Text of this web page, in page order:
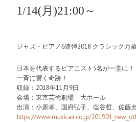
1/14(月)21:00～
ジャズ・ピアノ6連弾2018 クラシック万
日本を代表するピアニスト5名が一堂に
一斉に響く奇跡！
収録：2018年11月9日
会場：東京芸術劇場 大ホール
出演：小原孝、国府弘子、塩谷哲、佐藤
https://www.musicair.co.jp/